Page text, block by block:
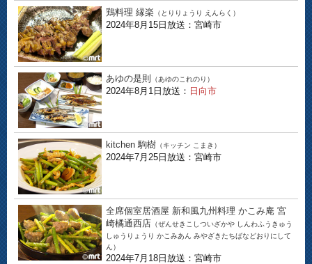
鶏料理 縁楽 （とりりょうり えんらく）
2024年8月15日放送：宮崎市
あゆの是則 （あゆのこれのり）
2024年8月1日放送： 日向市
kitchen 駒樹 （キッチン こまき）
2024年7月25日放送：宮崎市
全席個室居酒屋 新和風九州料理 かこみ庵 宮
崎橘通西店 （ぜんせきこしついざかや しんわふうきゅう
しゅうりょうり かこみあん みやざきたちばなどおりにして
ん）
2024年7月18日放送：宮崎市